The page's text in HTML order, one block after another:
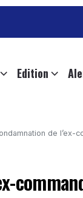
Edition
de